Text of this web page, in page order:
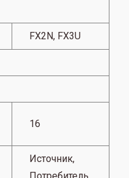
FX2N, FX3U
16
Источник,